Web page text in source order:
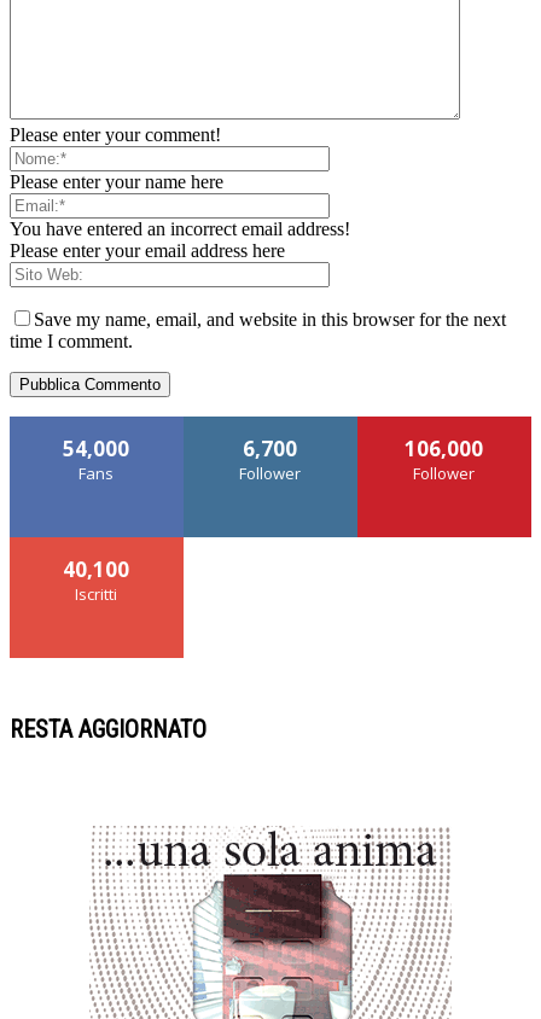
Please enter your comment!
Please enter your name here
You have entered an incorrect email address!
Please enter your email address here
Save my name, email, and website in this browser for the next
time I comment.
54,000
Fans
6,700
Follower
106,000
Follower
40,100
Iscritti
RESTA AGGIORNATO